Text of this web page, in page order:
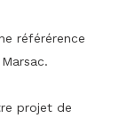
référérence
projet de